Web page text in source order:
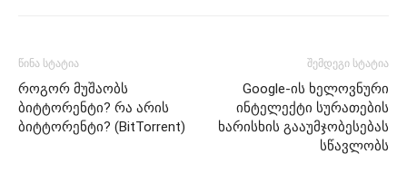
წინა სტატია
როგორ მუშაობს
ბიტტორენტი? რა არის
ბიტტორენტი? (BitTorrent)
შემდეგი სტატია
Google-ის ხელოვნური
ინტელექტი სურათების
ხარისხის გააუმჯობესებას
სწავლობს